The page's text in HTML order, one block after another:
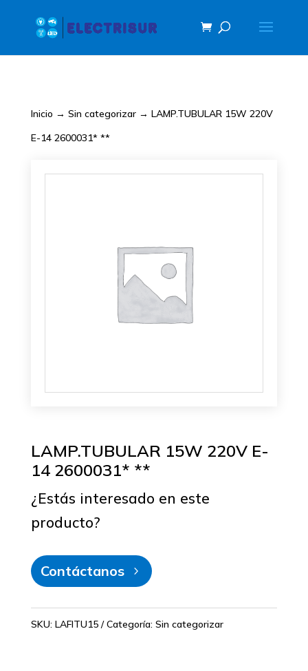
Inicio → Sin categorizar→ LAMP.TUBULAR 15W 220V
E-14 2600031* **
LAMP.TUBULAR 15W 220V E-
14 2600031* **
¿Estás interesado en este
producto?
Contáctanos
SKU: LAFITU15 Categoría: Sin categorizar